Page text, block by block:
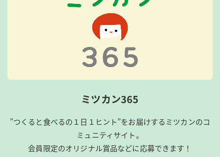
ミツカン365
”つくると食べるの１日１ヒント”をお届けするミツカンのコ
ミュニティサイト。
会員限定のオリジナル賞品などに応募できます！